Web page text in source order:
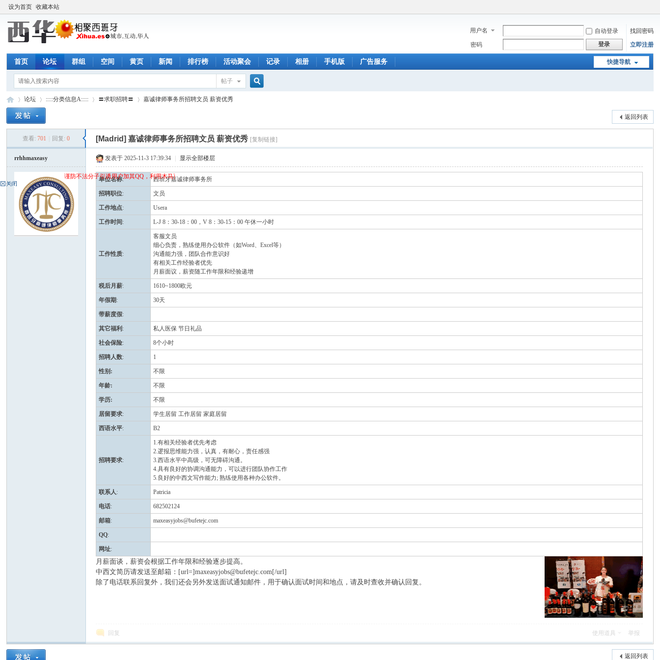
设为首页 收藏本站
用户名 自动登录
找回密码
密码
登录 立即注册
快捷导航
首页 论坛 群组 空间 黄页 新闻 排行榜 活动聚会 记录 相册 手机版 广告服务
帖子
索
论坛
›
:::::分类信息A::::: 〓求职招聘〓
›
嘉诚律师事务所招聘文员 薪资优秀
返回列表
查看: 701 回复: 0 [Madrid]嘉诚律师事务所招聘文员 薪资优秀 [复制链接]
rrhhmaxeasy 发表于 2025-11-3 17:39:34 显示全部楼层
单位名称: 西班牙嘉诚律师事务所
招聘职位: 文员
工作地点: Usera
工作时间 : L-J 8：30-18：00，V 8：30-15：00 午休一小时
工作性质:
客服文员
细心负责，熟练使用办公软件（如Word、Excel等）
沟通能力强，团队合作意识好
有相关工作经验者优先
月薪面议，薪资随工作年限和经验递增
税后月薪: 1610~1800欧元
年假期: 30天
带薪度假:
其它福利 : 私人医保 节日礼品
社会保险: 8个小时
招聘人数: 1
性别 : 不限
年龄: 不限
学历: 不限
居留要求: 学生居留 工作居留 家庭居留
西语水平: B2
招聘要求:
1.有相关经验者优先考虑
2.逻报思维能力强，认真，有耐心，责任感强
3.西语水平中高级，可无障碍沟通。
4.具有良好的协调沟通能力，可以进行团队协作工作
5.良好的中西文写作能力; 熟练使用各种办公软件。
联系人: Patricia
电话: 682502124
邮箱: maxeasyjobs@bufetejc.com
QQ:
网址:
月薪面谈，薪资会根据工作年限和经验逐步提高。
中西文简历请发送至邮箱：[url=]maxeasyjobs@bufetejc.com[/url]
除了电话联系回复外，我们还会另外发送面试通知邮件，用于确认面试时间和地点，请及时查收并确认回复。
回复 使用道具 举报
返回列表
谨防不法分子引诱用户加其QQ，利用木马页面(QQ空间)骗取qq密码